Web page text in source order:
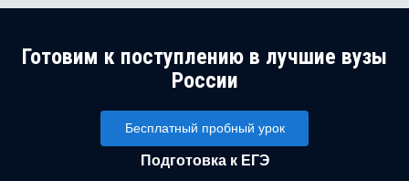
Готовим к поступлению в лучшие вузы
России
Бесплатный пробный урок
Подготовка к ЕГЭ